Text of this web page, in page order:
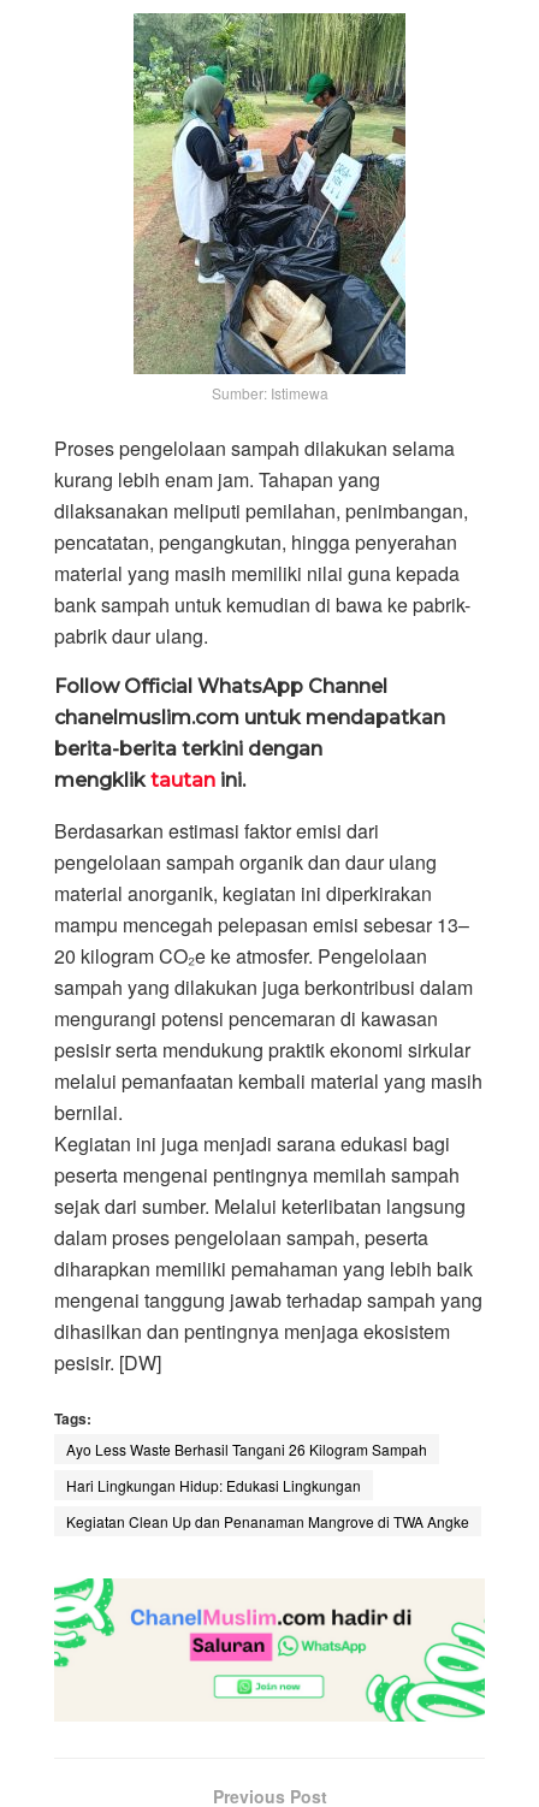
Sumber: Istimewa
Proses pengelolaan sampah dilakukan selama
kurang lebih enam jam. Tahapan yang
dilaksanakan meliputi pemilahan, penimbangan,
pencatatan, pengangkutan, hingga penyerahan
material yang masih memiliki nilai guna kepada
bank sampah untuk kemudian di bawa ke pabrik-
pabrik daur ulang.
Follow Official WhatsApp Channel
chanelmuslim.com untuk mendapatkan
berita-berita terkini dengan
mengkliktautan ini.
Berdasarkan estimasi faktor emisi dari
pengelolaan sampah organik dan daur ulang
material anorganik, kegiatan ini diperkirakan
mampu mencegah pelepasan emisi sebesar 13–
20 kilogram CO₂e ke atmosfer. Pengelolaan
sampah yang dilakukan juga berkontribusi dalam
mengurangi potensi pencemaran di kawasan
pesisir serta mendukung praktik ekonomi sirkular
melalui pemanfaatan kembali material yang masih
bernilai.
Kegiatan ini juga menjadi sarana edukasi bagi
peserta mengenai pentingnya memilah sampah
sejak dari sumber. Melalui keterlibatan langsung
dalam proses pengelolaan sampah, peserta
diharapkan memiliki pemahaman yang lebih baik
mengenai tanggung jawab terhadap sampah yang
dihasilkan dan pentingnya menjaga ekosistem
pesisir. [DW]
Tags:
Ayo Less Waste Berhasil Tangani 26 Kilogram Sampah
Hari Lingkungan Hidup: Edukasi Lingkungan
Kegiatan Clean Up dan Penanaman Mangrove di TWA Angke
Previous Post